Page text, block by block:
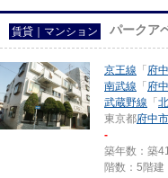
賃貸｜マンション パークア
京王線 「 府中
南武線 「 府
武蔵野線 「
東京都府中市
-
築年数：築
階数：5階建